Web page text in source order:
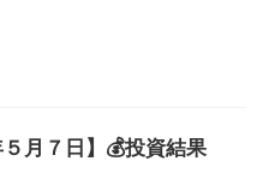
５月７日】💰投資結果